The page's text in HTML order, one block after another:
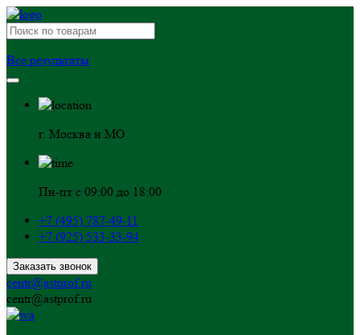
Все результаты
г. Москва и МО
Пн-пт с 09:00 до 18:00
+7 (495) 787-49-11
+7 (925) 533-33-94
Заказать звонок
centr@astprof.ru
centr@astprof.ru